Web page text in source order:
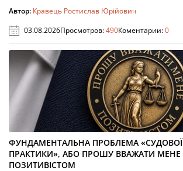
Автор: Кравець Ростислав Юрійович
03.08.2026Просмотров:490Коментарии:0
ФУНДАМЕНТАЛЬНА ПРОБЛЕМА «СУДОВОЇ
ПРАКТИКИ», АБО ПРОШУ ВВАЖАТИ МЕНЕ
ПОЗИТИВІСТОМ